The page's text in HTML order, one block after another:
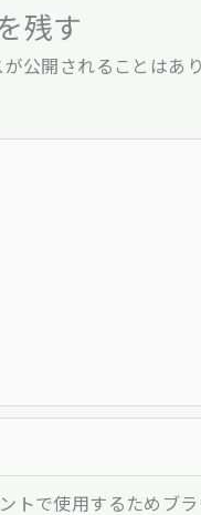
残す
公開されることはあ
トで使用するためブ